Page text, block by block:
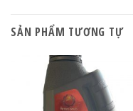
SẢN PHẨM TƯƠNG TỰ